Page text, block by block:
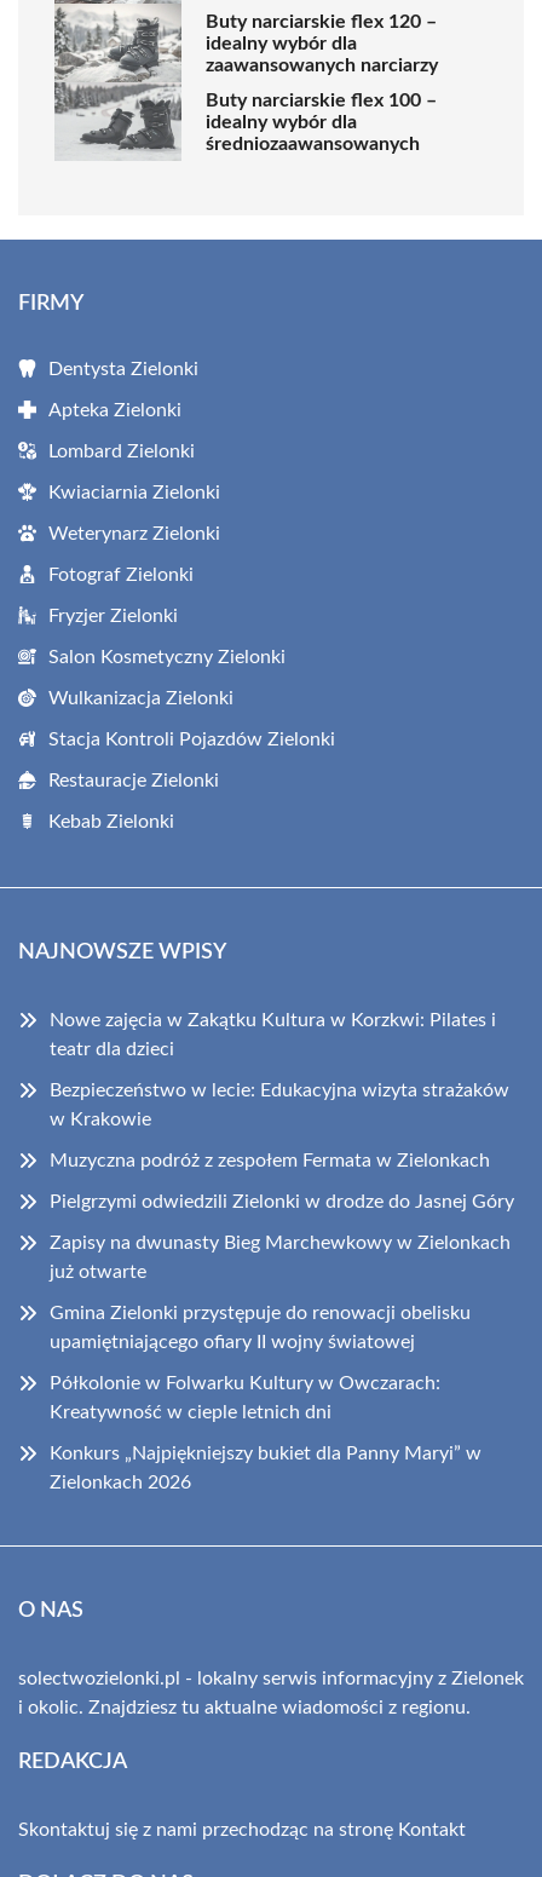
Buty narciarskie flex 120 –
idealny wybór dla
zaawansowanych narciarzy
Buty narciarskie flex 100 –
idealny wybór dla
średniozaawansowanych
FIRMY
Dentysta Zielonki
Apteka Zielonki
Lombard Zielonki
Kwiaciarnia Zielonki
Weterynarz Zielonki
Fotograf Zielonki
Fryzjer Zielonki
Salon Kosmetyczny Zielonki
Wulkanizacja Zielonki
Stacja Kontroli Pojazdów Zielonki
Restauracje Zielonki
Kebab Zielonki
NAJNOWSZE WPISY
Nowe zajęcia w Zakątku Kultura w Korzkwi: Pilates i
teatr dla dzieci
Bezpieczeństwo w lecie: Edukacyjna wizyta strażaków
w Krakowie
Muzyczna podróż z zespołem Fermata w Zielonkach
Pielgrzymi odwiedzili Zielonki w drodze do Jasnej Góry
Zapisy na dwunasty Bieg Marchewkowy w Zielonkach
już otwarte
Gmina Zielonki przystępuje do renowacji obelisku
upamiętniającego ofiary II wojny światowej
Półkolonie w Folwarku Kultury w Owczarach:
Kreatywność w cieple letnich dni
Konkurs „Najpiękniejszy bukiet dla Panny Maryi” w
Zielonkach 2026
O NAS
solectwozielonki.pl - lokalny serwis informacyjny z Zielonek
i okolic. Znajdziesz tu aktualne wiadomości z regionu.
REDAKCJA
Skontaktuj się z nami przechodząc na stronę Kontakt